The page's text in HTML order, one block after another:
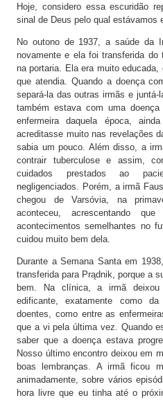
Hoje, considero essa escuridão
sinal de Deus pelo qual estávamos
No outono de 1937, a saúde da
novamente e ela foi transferida do
na portaria. Ela era muito
que atendia. Quando a doença
separá-la das outras irmãs e
também estava com uma
enfermeira daquela época,
acreditasse muito nas revelações
sabia um pouco. Além disso, a
contrair tuberculose e assim,
cuidados prestados ao
negligenciados. Porém, a irmã
chegou de Varsóvia, na
aconteceu, acrescentando
acontecimentos semelhantes no
cuidou muito bem dela.
Durante a Semana Santa em
transferida para Prądnik, porque a
bem. Na clínica, a irmã
edificante, exatamente como
doentes, como entre as
que a vi pela última vez. Quando
saber que a doença estava
Nosso último encontro deixou em
boas lembranças. A irmã ficou
animadamente, sobre vários
hora livre que eu tinha até o